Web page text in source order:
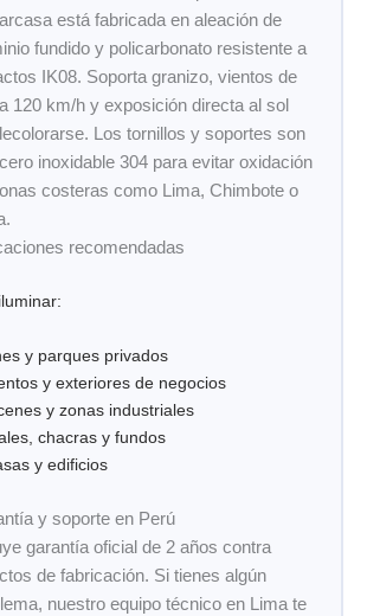
está fabricada en aleación de
fundido y policarbonato resistente a
IK08. Soporta granizo, vientos de
120 km/h y exposición directa al sol
Los tornillos y soportes son
inoxidable 304 para evitar oxidación
costeras como Lima, Chimbote o
recomendadas
y parques privados
y exteriores de negocios
y zonas industriales
chacras y fundos
y edificios
y soporte en Perú
garantía oficial de 2 años contra
de fabricación. Si tienes algún
nuestro equipo técnico en Lima te